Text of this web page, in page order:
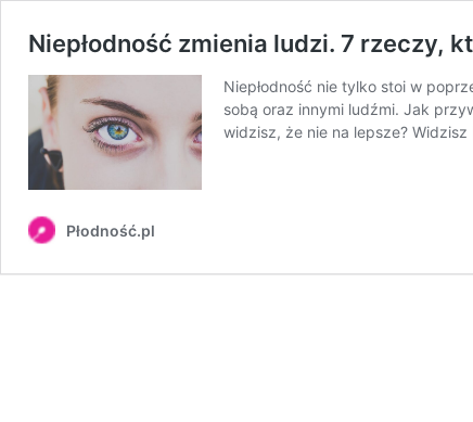
Niepłodność zmienia ludzi. 7 rzeczy,
Niepłodność nie tylko stoi w
sobą oraz innymi ludźmi. Jak
widzisz, że nie na lepsze?
Płodność.pl